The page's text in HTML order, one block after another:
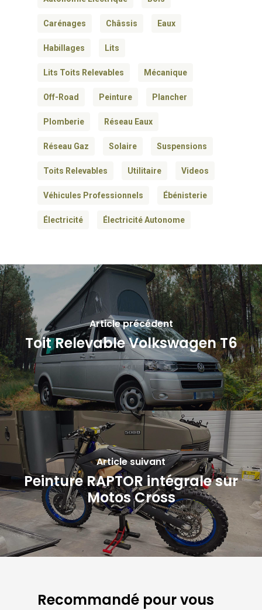
Carénages Châssis Eaux
Habillages Lits
Lits Toits Relevables Mécanique
Off-Road Peinture Plancher
Plomberie Réseau Eaux
Réseau Gaz Solaire Suspensions
Toits Relevables Utilitaire Videos
Véhicules Professionnels Ébénisterie
Électricité Électricité Autonome
Article précédent
Toit Relevable Volkswagen T6
Article suivant
Peinture RAPTOR intégrale sur
Motos Cross
Recommandé pour vous